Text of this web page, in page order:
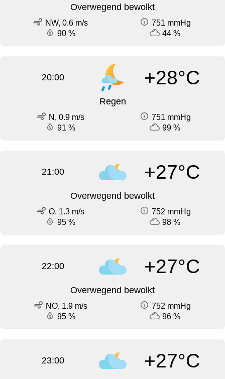
Overwegend bewolkt
NW, 0.6 m/s
751 mmHg
90 %
44 %
20:00 +28°C
Regen
N, 0.9 m/s
751 mmHg
91 %
99 %
21:00 +27°C
Overwegend bewolkt
O, 1.3 m/s
752 mmHg
95 %
98 %
22:00 +27°C
Overwegend bewolkt
NO, 1.9 m/s
752 mmHg
95 %
96 %
23:00 +27°C